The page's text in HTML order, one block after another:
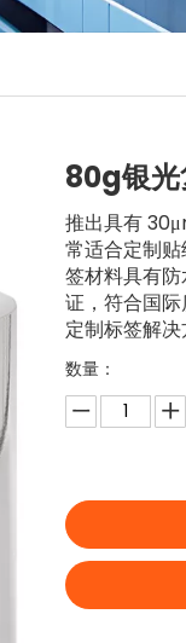
80g银
推出具有
常适合定制
签材料具有
证，符合国
定制标签解决
数量：